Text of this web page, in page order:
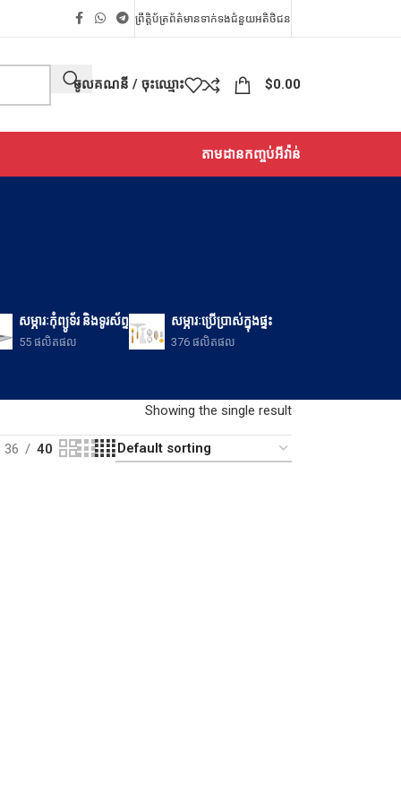
ព្រឹត្តិប័ត្រព័ត៌មានទាក់ទងជំនួយអតិថិជន
ចូលគណនី / ចុះឈ្មោះ $0.00
តាមដានកញ្ចប់អីវ៉ាន់
សម្ភារៈកុំព្យូទ័រ និងទូរស័ព្ទ
55 ផលិតផល
សម្ភារៈប្រើប្រាស់ក្នុងផ្ទះ
376 ផលិតផល
Showing the single result
36 40